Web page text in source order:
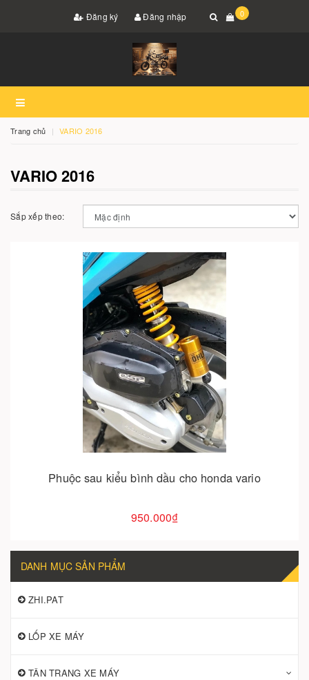
Đăng ký Đăng nhập 0
Trang chủ VARIO 2016
VARIO 2016
Sắp xếp theo:
Phuộc sau kiểu bình dầu cho honda vario
950.000₫
Cho vào giỏ hàng
DANH MỤC SẢN PHẨM
ZHI.PAT
LỐP XE MÁY
TÂN TRANG XE MÁY